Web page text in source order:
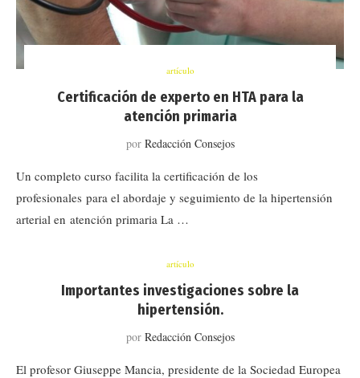
artículo
Certificación de experto en HTA para la
atención primaria
por Redacción Consejos
Un completo curso facilita la certificación de los
profesionales para el abordaje y seguimiento de la hipertensión
arterial en atención primaria La …
artículo
Importantes investigaciones sobre la
hipertensión.
por Redacción Consejos
El profesor Giuseppe Mancia, presidente de la Sociedad Europea